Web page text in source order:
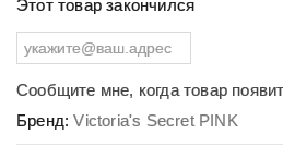
Этот товар закончился
Сообщите мне, когда товар
Бренд:Victoria's Secret PINK